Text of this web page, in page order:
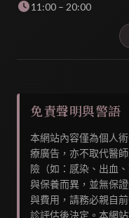
11:00 – 20:00
免責聲明與警語
本網站內容僅為個人
療廣告，亦不取代醫
險（如：感染、出血
與保養而異，並無保
與費用，請務必親自
診評估後決定。本網